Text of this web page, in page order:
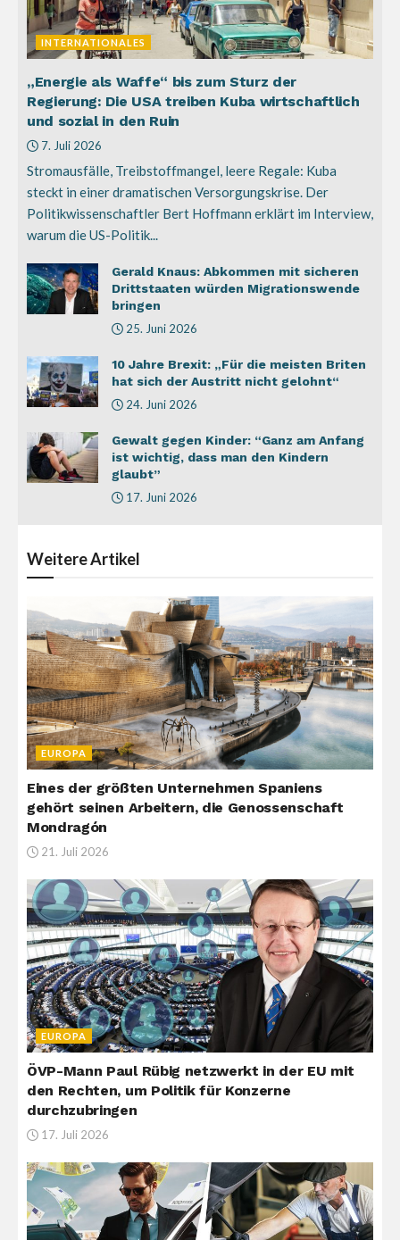
INTERNATIONALES
„Energie als Waffe“ bis zum Sturz der
Regierung: Die USA treiben Kuba wirtschaftlich
und sozial in den Ruin
7. Juli 2026
Stromausfälle, Treibstoffmangel, leere Regale: Kuba
steckt in einer dramatischen Versorgungskrise. Der
Politikwissenschaftler Bert Hoffmann erklärt im Interview,
warum die US-Politik...
Gerald Knaus: Abkommen mit sicheren
Drittstaaten würden Migrationswende
bringen
25. Juni 2026
10 Jahre Brexit: „Für die meisten Briten
hat sich der Austritt nicht gelohnt“
24. Juni 2026
Gewalt gegen Kinder: “Ganz am Anfang
ist wichtig, dass man den Kindern
glaubt”
17. Juni 2026
WeitereArtikel
EUROPA
Eines der größten Unternehmen Spaniens
gehört seinen Arbeitern, die Genossenschaft
Mondragón
21. Juli 2026
EUROPA
ÖVP-Mann Paul Rübig netzwerkt in der EU mit
den Rechten, um Politik für Konzerne
durchzubringen
17. Juli 2026